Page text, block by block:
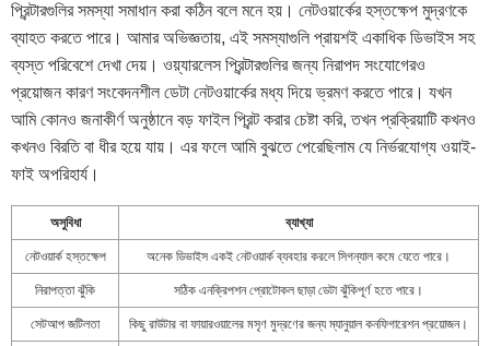
প্রিন্টারগুলির সমস্যা সমাধান করা কঠিন বলে মনে হয়। নেটওয়ার্কের হস্তক্ষেপ মুদ্রণকে
ব্যাহত করতে পারে। আমার অভিজ্ঞতায়, এই সমস্যাগুলি প্রায়শই একাধিক ডিভাইস সহ
ব্যস্ত পরিবেশে দেখা দেয়। ওয়্যারলেস প্রিন্টারগুলির জন্য নিরাপদ সংযোগেরও
প্রয়োজন কারণ সংবেদনশীল ডেটা নেটওয়ার্কের মধ্য দিয়ে ভ্রমণ করতে পারে। যখন
আমি কোনও জনাকীর্ণ অনুষ্ঠানে বড় ফাইল প্রিন্ট করার চেষ্টা করি, তখন প্রক্রিয়াটি কখনও
কখনও বিরতি বা ধীর হয়ে যায়। এর ফলে আমি বুঝতে পেরেছিলাম যে নির্ভরযোগ্য ওয়াই-
ফাই অপরিহার্য।
অসুবিধা ব্যাখ্যা
নেটওয়ার্ক হস্তক্ষেপ অনেক ডিভাইস একই নেটওয়ার্ক ব্যবহার করলে সিগন্যাল কমে যেতে পারে।
নিরাপত্তা ঝুঁকি সঠিক এনক্রিপশন প্রোটোকল ছাড়া ডেটা ঝুঁকিপূর্ণ হতে পারে।
সেটআপ জটিলতা কিছু রাউটার বা ফায়ারওয়ালের মসৃণ মুদ্রণের জন্য ম্যানুয়াল কনফিগারেশন প্রয়োজন।